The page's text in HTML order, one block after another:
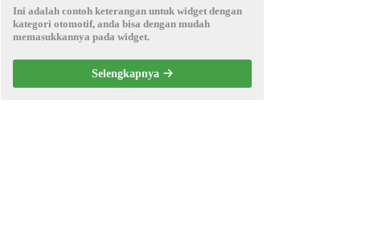
Ini adalah contoh keterangan untuk widget dengan
kategori otomotif, anda bisa dengan mudah
memasukkannya pada widget.
Selengkapnya